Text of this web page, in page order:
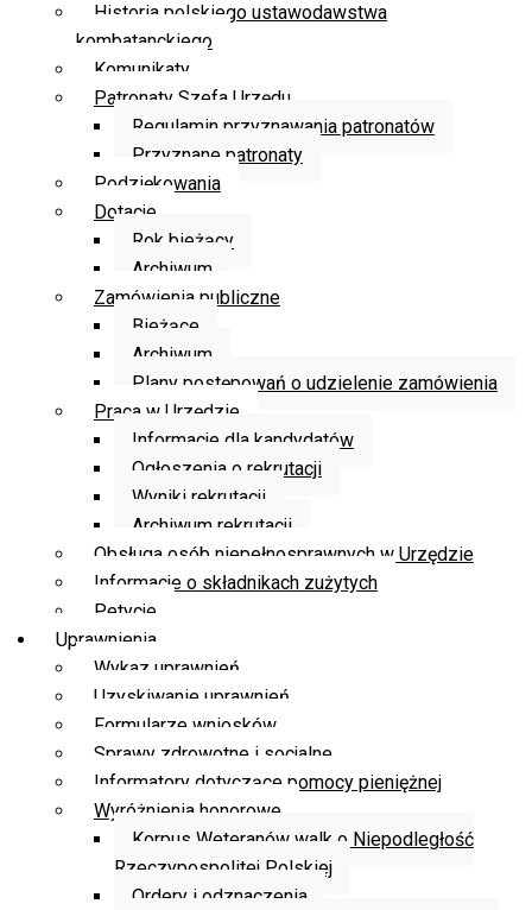
Historia polskiego ustawodawstwa
kombatanckiego
Komunikaty
Patronaty Szefa Urzędu
Regulamin przyznawania patronatów
Przyznane patronaty
Podziękowania
Dotacje
Rok bieżący
Archiwum
Zamówienia publiczne
Bieżące
Archiwum
Plany postępowań o udzielenie zamówienia
Praca w Urzędzie
Informacje dla kandydatów
Ogłoszenia o rekrutacji
Wyniki rekrutacji
Archiwum rekrutacji
Obsługa osób niepełnosprawnych w Urzędzie
Informacje o składnikach zużytych
Petycje
Uprawnienia
Wykaz uprawnień
Uzyskiwanie uprawnień
Formularze wniosków
Sprawy zdrowotne i socjalne
Informatory dotyczące pomocy pieniężnej
Wyróżnienia honorowe
Korpus Weteranów walk o Niepodległość
Rzeczypospolitej Polskiej
Ordery i odznaczenia